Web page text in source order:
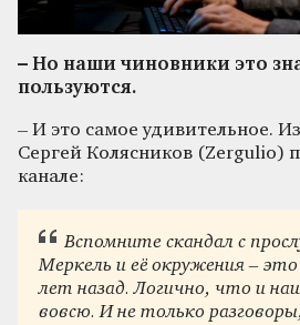
– Но наши чиновники это
пользуются.
– И это самое удивительное.
Сергей Колясников (Zergulio)
канале:
Вспомните скандал с
Меркель и её окружения –
лет назад. Логично, что и
вовсю. И не только